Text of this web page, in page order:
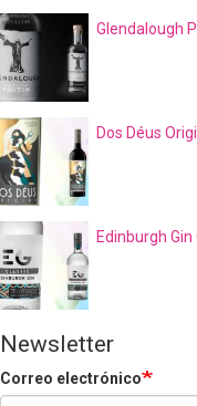
Glendalough
Dos Déus
Edinburgh Gin
Newsletter
Correo electrónico